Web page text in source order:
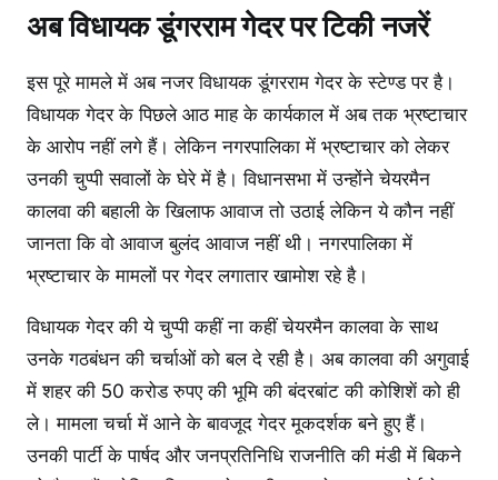
अब विधायक डूंगरराम गेदर पर टिकी नजरें
इस पूरे मामले में अब नजर विधायक डूंगरराम गेदर के स्टेण्ड पर है।
विधायक गेदर के पिछले आठ माह के कार्यकाल में अब तक भ्रष्टाचार
के आरोप नहीं लगे हैं। लेकिन नगरपालिका में भ्रष्टाचार को लेकर
उनकी चुप्पी सवालों के घेरे में है। विधानसभा में उन्होंने चेयरमैन
कालवा की बहाली के खिलाफ आवाज तो उठाई लेकिन ये कौन नहीं
जानता कि वो आवाज बुलंद आवाज नहीं थी। नगरपालिका में
भ्रष्टाचार के मामलों पर गेदर लगातार खामोश रहे है।
विधायक गेदर की ये चुप्पी कहीं ना कहीं चेयरमैन कालवा के साथ
उनके गठबंधन की चर्चाओं को बल दे रही है। अब कालवा की अगुवाई
में शहर की 50 करोड रुपए की भूमि की बंदरबांट की कोशिशें को ही
ले। मामला चर्चा में आने के बावजूद गेदर मूकदर्शक बने हुए हैं।
उनकी पार्टी के पार्षद और जनप्रतिनिधि राजनीति की मंडी में बिकने